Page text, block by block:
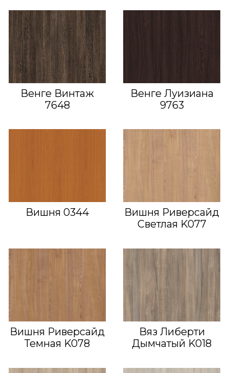
Венге Винтаж
7648
Венге Луизиана
9763
Вишня 0344
Вишня Риверсайд
Светлая K077
Вишня Риверсайд
Темная K078
Вяз Либерти
Дымчатый K018